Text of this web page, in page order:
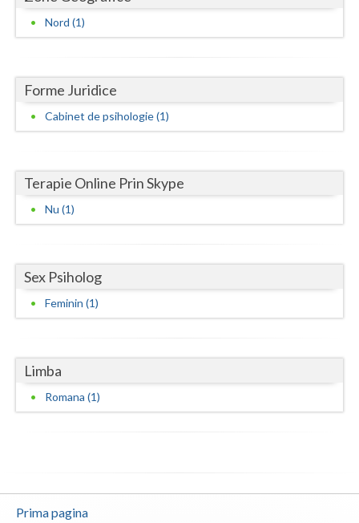
Maramures
Mures
Neamt
Prahova
Salaj
Sibiu
Suceava
Teleorman
Timis
Vrancea
Nord (1)
Forme Juridice
Cabinet de psihologie (1)
Terapie Online Prin Skype
Nu (1)
Sex Psiholog
Feminin (1)
Limba
Romana (1)
Prima pagina